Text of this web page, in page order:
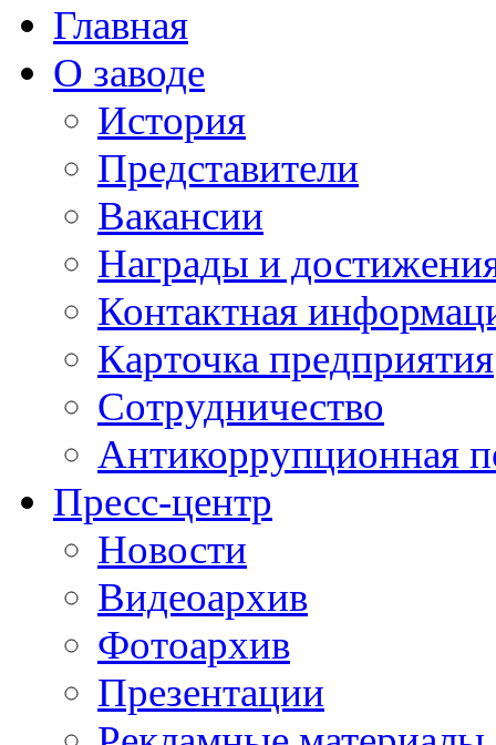
Главная
О заводе
История
Представители
Вакансии
Награды и
Контактная
Карточка предприятия
Сотрудничество
Антикоррупционная
Пресс-центр
Новости
Видеоархив
Фотоархив
Презентации